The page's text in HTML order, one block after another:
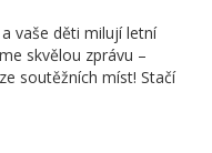
vaše děti milují letní
skvělou zprávu –
soutěžních míst! Stačí